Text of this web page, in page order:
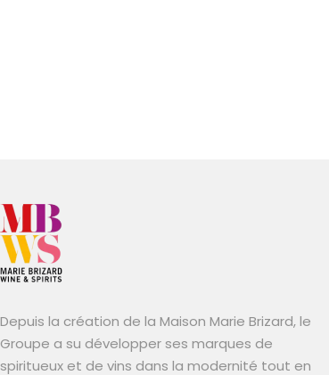
Depuis la création de la Maison Marie Brizard, le
Groupe a su développer ses marques de
spiritueux et de vins dans la modernité tout en